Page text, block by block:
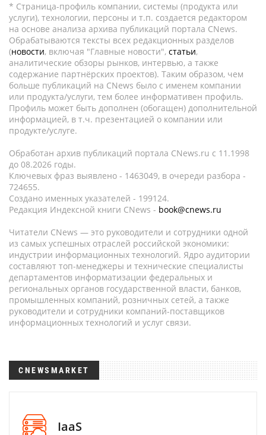
* Страница-профиль компании, системы (продукта или
услуги), технологии, персоны и т.п. создается редактором
на основе анализа архива публикаций портала CNews.
Обрабатываются тексты всех редакционных разделов
(новости, включая "Главные новости", статьи,
аналитические обзоры рынков, интервью, а также
содержание партнёрских проектов). Таким образом, чем
больше публикаций на CNews было с именем компании
или продукта/услуги, тем более информативен профиль.
Профиль может быть дополнен (обогащен) дополнительной
информацией, в т.ч. презентацией о компании или
продукте/услуге.
Обработан архив публикаций портала CNews.ru c 11.1998
до 08.2026 годы.
Ключевых фраз выявлено - 1463049, в очереди разбора -
724655.
Создано именных указателей - 199124.
Редакция Индексной книги CNews - book@cnews.ru
Читатели CNews — это руководители и сотрудники одной
из самых успешных отраслей российской экономики:
индустрии информационных технологий. Ядро аудитории
составляют топ-менеджеры и технические специалисты
департаментов информатизации федеральных и
региональных органов государственной власти, банков,
промышленных компаний, розничных сетей, а также
руководители и сотрудники компаний-поставщиков
информационных технологий и услуг связи.
CNEWSMARKET
IaaS